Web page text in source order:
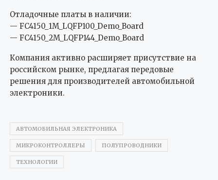
Отладочные платы в наличии:
— FC4150_1M_LQFP100_Demo_Board
— FC4150_2M_LQFP144_Demo_Board
Компания активно расширяет присутствие на
российском рынке, предлагая передовые
решения для производителей автомобильной
электроники.
АВТОМОБИЛЬНАЯ ЭЛЕКТРОНИКА
МИКРОКОНТРОЛЛЕРЫ ПОЛУПРОВОДНИКИ
ТЕХНОЛОГИИ